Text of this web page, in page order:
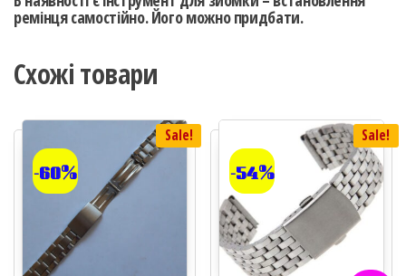
ремінця самостійно. Його можно придбати.
Схожі товари
Sale!
-60%
Sale!
-54%